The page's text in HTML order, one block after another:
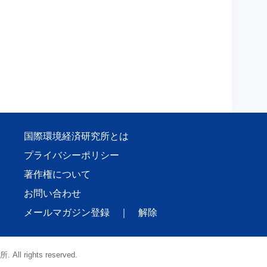
国際環境経済研究所とは
プライバシーポリシー
著作権について
お問い合わせ
メールマガジン登録
解除
. All rights reserved.